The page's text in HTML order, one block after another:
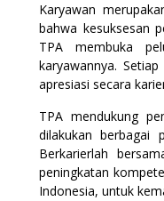
Karyawan
bahwa kesuksesan
TPA membuka
karyawannya.
apresiasi secara
TPA mendukung
dilakukan berbagai
Berkarierlah
peningkatan
Indonesia, untuk